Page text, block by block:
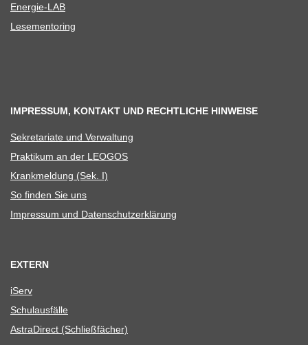
Ener­­gie-LAB
Lese­men­to­ring
IMPRESSUM, KONTAKT UND RECHTLICHE HINWEISE
Sekre­ta­riate und Verwaltung
Prak­ti­kum an der LEOGOS
Krank­mel­dung (Sek. I)
So fin­den Sie uns
Impres­sum und Datenschutzerklärung
EXTERN
iServ
Schul­aus­fälle
Astra­Di­rect (Schließ­fä­cher)